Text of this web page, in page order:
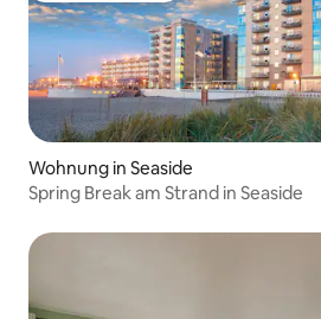
Wohnung in Seaside
Spring Break am Strand in Seaside